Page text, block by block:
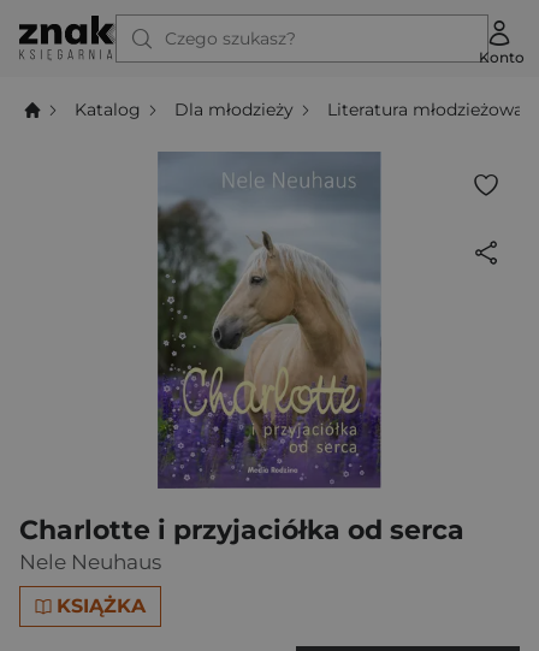
Czego szukasz?
Konto
Katalog Dla młodzieży Literatura młodzieżowa
Charlotte i przyjaciółka od serca
Nele Neuhaus
KSIĄŻKA